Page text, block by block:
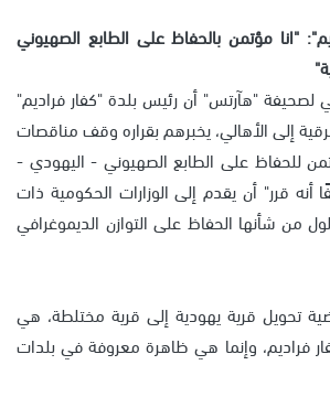
"انا مؤتمن بالحفاظ على الطابع الصهيوني
لصحيفة "هآرتس" أن رئيس بلدة "كفار فراديم"
إلى الأهالي، يخبرهم بقراره وقف مناقصات
للحفاظ على الطابع الصهيوني - اليهودي -
أنه قرر" أن يقدم إلى الوزارات الحكومية ذات
من شأنها الحفاظ على التوازن الديموغرافي
تحويل قرية يهودية إلى قرية مختلطة، هي
فراديم، وإنما هي ظاهرة معروفة في بلدات